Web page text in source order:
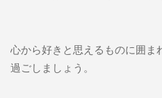
心から好きと思えるものに囲ま
過ごしましょう。